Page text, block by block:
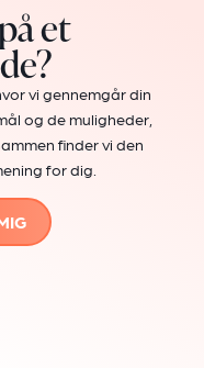
et
vi gennemgår din
og de muligheder,
finder vi den
for dig.